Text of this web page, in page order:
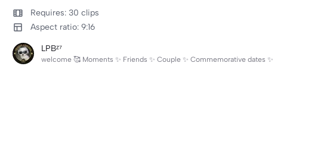
Requires: 30 clips
Aspect ratio: 9:16
LPBᶻ⁷
welcome 🥰 Moments ✨ Friends ✨ Couple ✨ Commemorative dates ✨